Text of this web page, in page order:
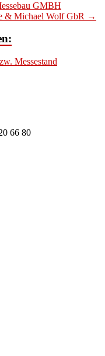
GMBH
& Michael Wolf GbR →
66 80